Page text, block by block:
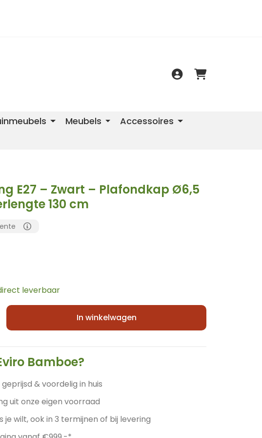
Meubels Accessoires
E27 – Zwart – Plafondkap Ø6,5
130 cm
leverbaar
In winkelwagen
Bamboe?
& voordelig in huis
uit onze eigen voorraad
je wilt, ook in 3 termijnen of bij levering